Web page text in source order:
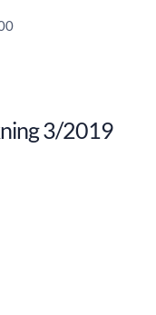
3/2019